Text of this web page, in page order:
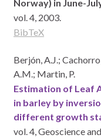
Norway) in June-
vol. 4, 2003.
BibTeX
Berjón, A.J.;
A.M.; Martin, P.
Estimation of Leaf
in barley by
different growth
vol. 4,Geoscience